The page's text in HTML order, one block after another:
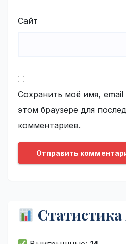
Сайт
Сохранить моё имя, email
этом браузере для
комментариев.
Статистика